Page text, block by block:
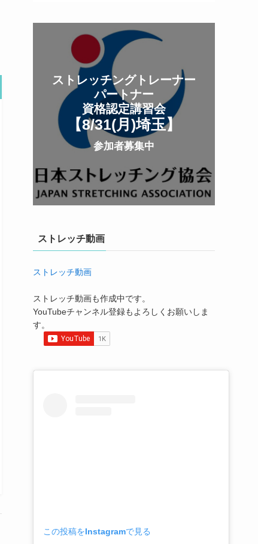
ストレッチングトレーナー
パートナー
資格認定講習会
【8/31(月 )埼玉】
参加者募集中
ストレッチ動画
ストレッチ動画
ストレッチ動画も作成中です。
YouTubeチャンネル登録もよろしくお願いしま
す。
この投稿をInstagramで見る